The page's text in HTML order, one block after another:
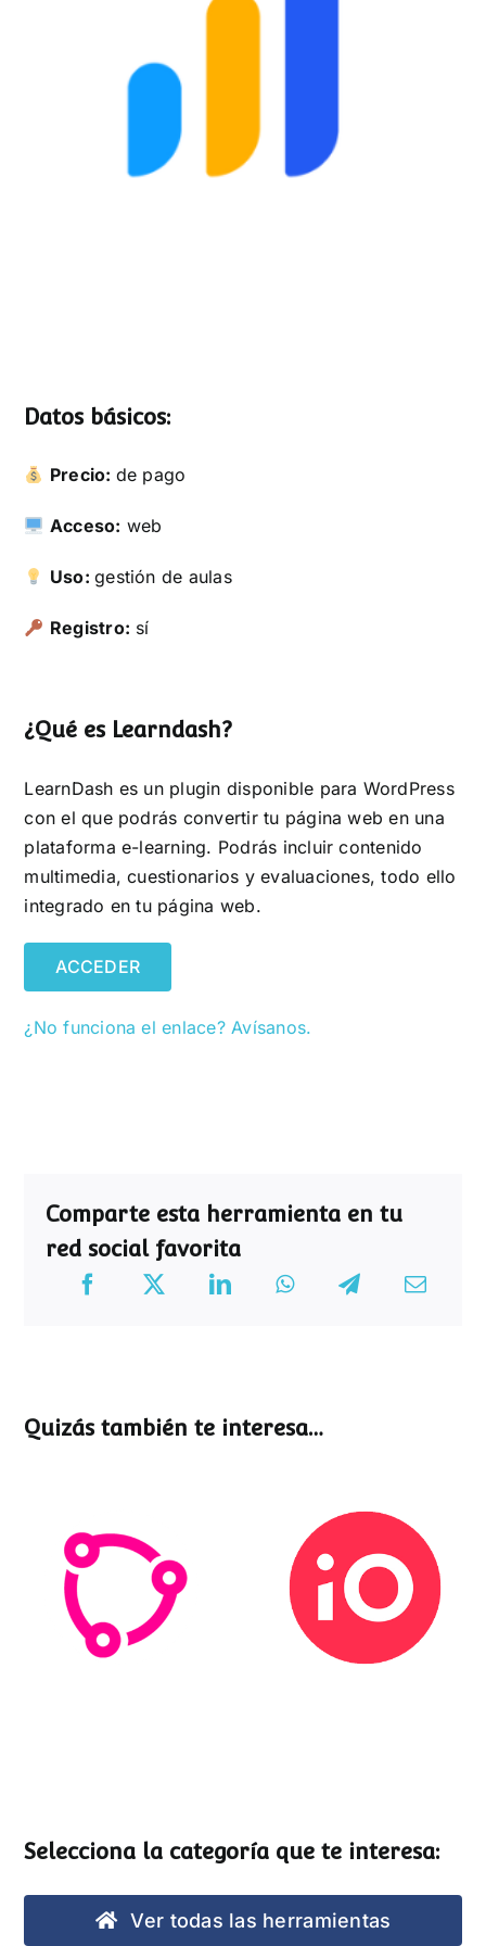
Datos básicos:
Precio: de pago
Acceso: web
Uso:gestión de aulas
Registro: sí
¿Qué es Learndash?
LearnDash es un plugin disponible para WordPress
con el que podrás convertir tu página web en una
plataforma e-learning. Podrás incluir contenido
multimedia, cuestionarios y evaluaciones, todo ello
integrado en tu página web.
ACCEDER
¿No funciona el enlace? Avísanos.
Comparte esta herramienta en tu
red social favorita
Quizás también te interesa…
Esemtia Stockio
Selecciona la categoría que te interesa:
Ver todas las herramientas